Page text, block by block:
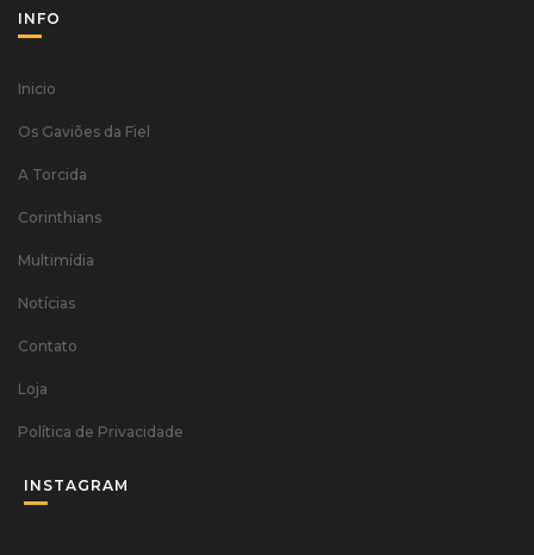
INFO
Inicio
Os Gaviões da Fiel
A Torcida
Corinthians
Multimídia
Notícias
Contato
Loja
Política de Privacidade
INSTAGRAM